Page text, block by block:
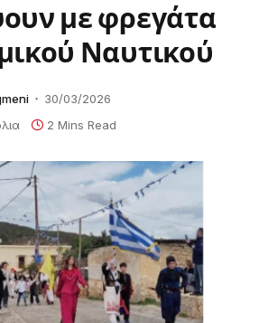
με φρεγάτα
Ναυτικού
30/03/2026
2 Mins Read